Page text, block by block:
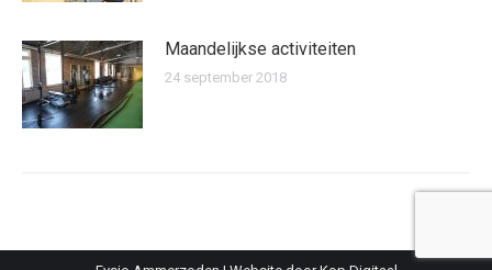
Maandelijkse activiteiten
24 september 2018